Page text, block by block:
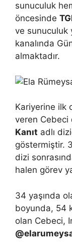
sunuculuk
öncesinde
ve sunuculuk
kanalında
almaktadır.
Kariyerine ilk
veren Cebeci
Kanıt adlı
göstermiştir.
dizi
halen görev
34 yaşında
boyunda, 54
olan Cebeci,